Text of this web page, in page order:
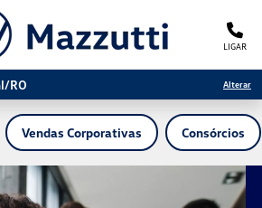
LIGAR
RO Alterar
Vendas Corporativas Consórcios